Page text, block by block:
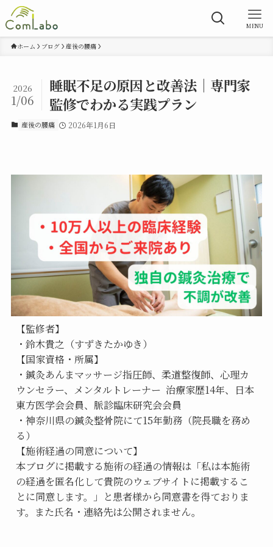
MENU
ホーム ブログ 産後の腰痛
睡眠不足の原因と改善法｜専門家
監修でわかる実践プラン
2026
1/06
産後の腰痛 2026年1月6日
【監修者】
・鈴木貴之（すずきたかゆき）
【国家資格・所属】
・鍼灸あんまマッサージ指圧師、柔道整復師、心理カ
ウンセラー、メンタルトレーナー  治療家歴14年、日本
東方医学会会員、脈診臨床研究会会員
・神奈川県の鍼灸整骨院にて15年勤務（院長職を務め
る）
【施術経過の同意について】
本ブログに掲載する施術の経過の情報は「私は本施術
の経過を匿名化して貴院のウェブサイトに掲載するこ
とに同意します。」と患者様から同意書を得ておりま
す。また氏名・連絡先は公開されません。